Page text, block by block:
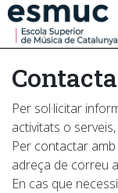
Estudis
Recerca
Serveis
Activitats
Per sol·licitar
activitats o
Per contactar
adreça de correu
En cas que